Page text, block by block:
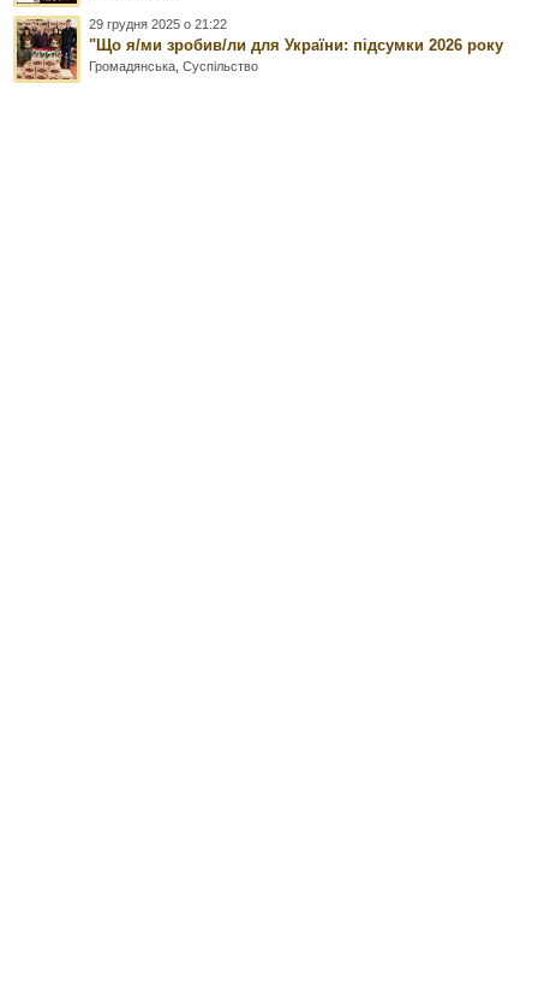
29 грудня 2025 о 21:22
"Що я/ми зробив/ли для України: підсумки 2026 року
Громадянська ,Суспільство